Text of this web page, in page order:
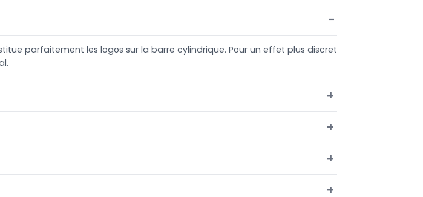
parfaitement les logos sur la barre cylindrique. Pour un effet plus discret